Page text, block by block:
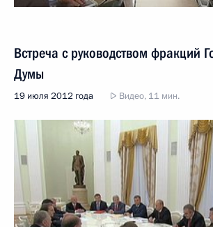
Встреча с руководством фракций
Думы
19 июля 2012 года Видео, 11 мин.